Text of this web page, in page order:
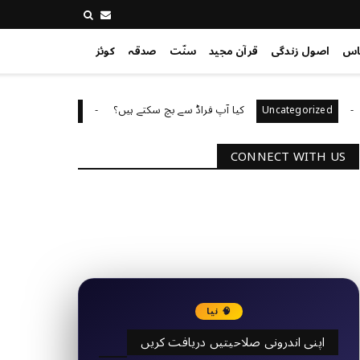
اصول زندگی قرآن مجید سنّت صدقہ کوئز
Uncategorized کیا آپ فراڈ سے بچ سکتے ہیں؟ Uncategorized
CONNECT WITH US
🧠 نیا
اپنی اندرونی صلاحیتیں دریافت کریں